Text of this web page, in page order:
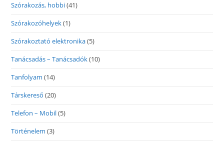
Szórakozás, hobbi(41)
Szórakozóhelyek(1)
Szórakoztató elektronika(5)
Tanácsadás – Tanácsadók(10)
Tanfolyam (14)
Társkereső (20)
Telefon – Mobil(5)
Történelem (3)